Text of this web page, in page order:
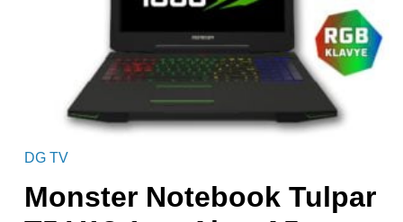
DG TV
Monster Notebook Tulpar